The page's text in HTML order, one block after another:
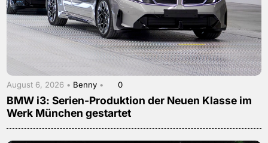
August 6, 2026 • Benny • 0
BMW i3: Serien-Produktion der Neuen Klasse im
Werk München gestartet